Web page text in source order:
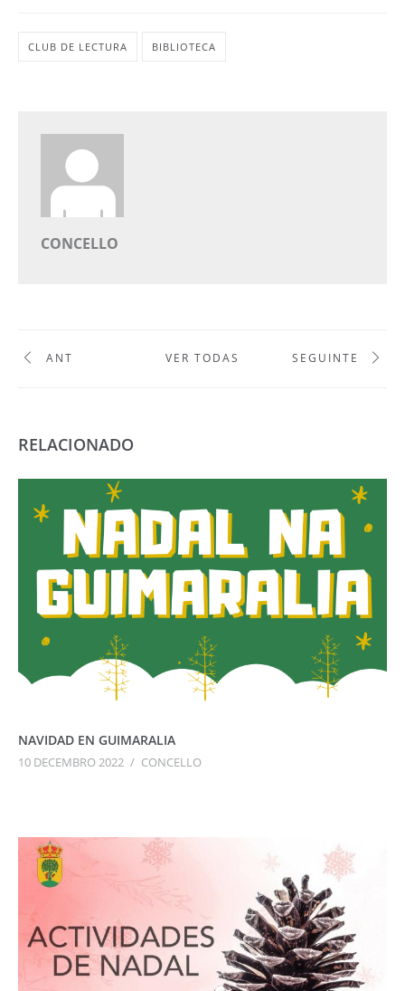
CLUB DE LECTURA BIBLIOTECA
CONCELLO
ANT VER TODAS SEGUINTE
RELACIONADO
NAVIDAD EN GUIMARALIA
10 DECEMBRO 2022 / CONCELLO